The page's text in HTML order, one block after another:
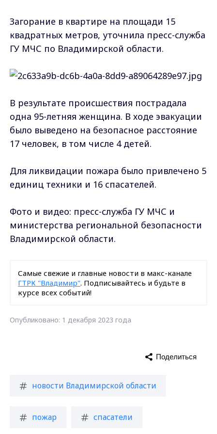
Загорание в квартире на площади 15
квадратных метров, уточнила пресс-служба
ГУ МЧС по Владимирской области.
В результате происшествия пострадала
одна 95-летняя женщина. В ходе эвакуации
было выведено на безопасное расстояние
17 человек, в том числе 4 детей.
Для ликвидации пожара было привлечено 5
единиц техники и 16 спасателей.
Фото и видео: пресс-служба ГУ МЧС и
министерства региональной безопасности
Владимирской области.
Самые свежие и главные новости в макс-канале
ГТРК "Владимир". Подписывайтесь и будьте в
курсе всех событий!
Опубликовано: 1 декабря 2023 года
новости Владимирской области
пожар спасатели
Поделиться